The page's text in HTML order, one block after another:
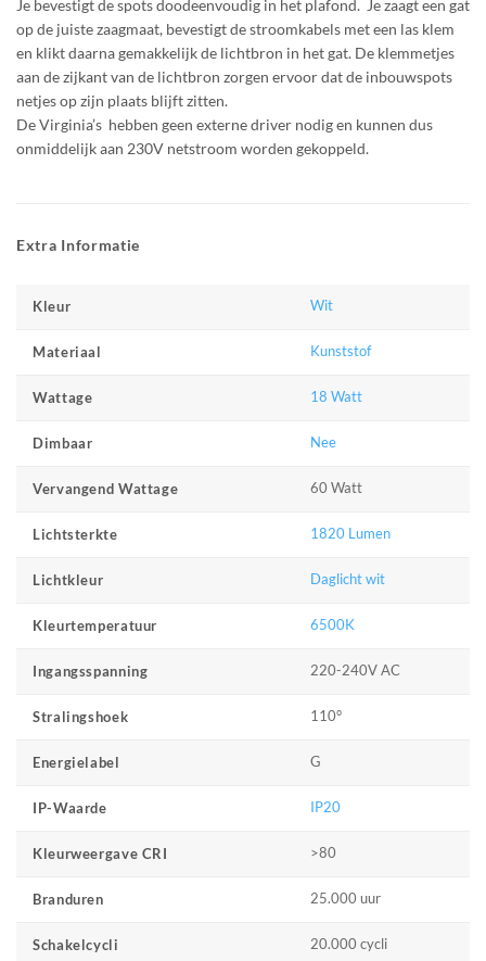
Je bevestigt de spots doodeenvoudig in het plafond. Je zaagt een gat
op de juiste zaagmaat, bevestigt de stroomkabels met een las klem
en klikt daarna gemakkelijk de lichtbron in het gat. De klemmetjes
aan de zijkant van de lichtbron zorgen ervoor dat de inbouwspots
netjes op zijn plaats blijft zitten.
De Virginia’s hebben geen externe driver nodig en kunnen dus
onmiddelijk aan 230V netstroom worden gekoppeld.
Extra Informatie
Kleur Wit
Materiaal Kunststof
Wattage 18 Watt
Dimbaar Nee
Vervangend Wattage 60 Watt
Lichtsterkte 1820 Lumen
Lichtkleur Daglicht wit
Kleurtemperatuur 6500K
Ingangsspanning 220-240V AC
Stralingshoek 110°
Energielabel G
IP-Waarde IP20
Kleurweergave CRI >80
Branduren 25.000 uur
Schakelcycli 20.000 cycli